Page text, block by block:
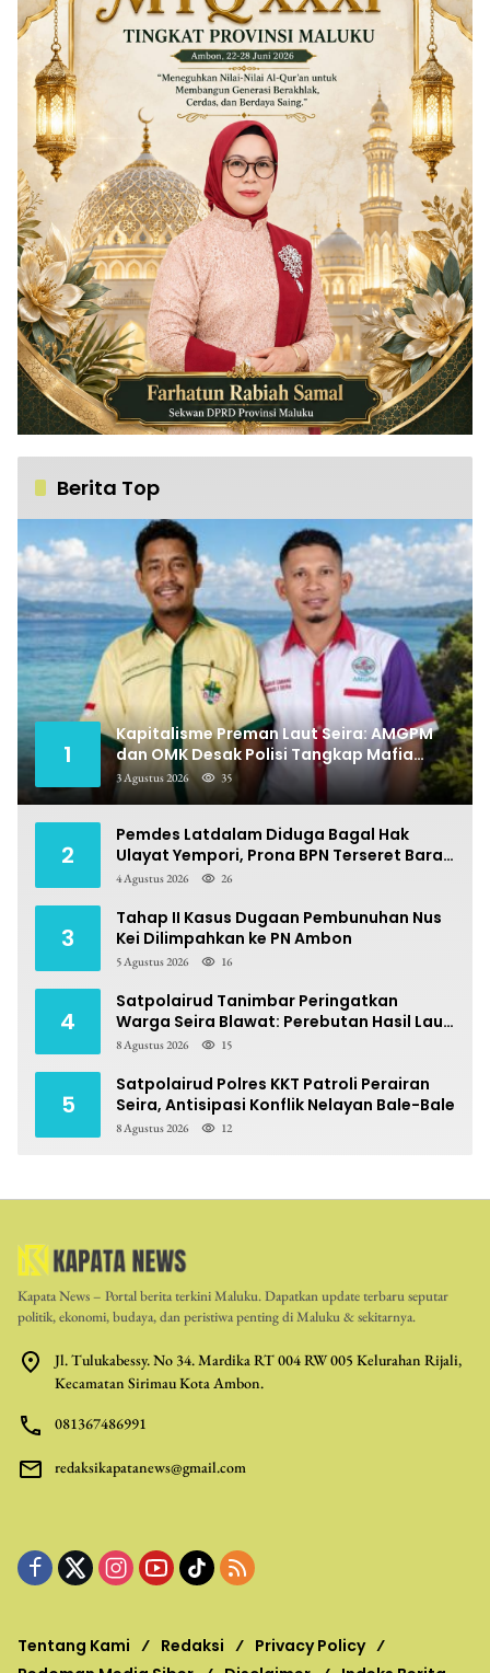
Berita Top
1
Kapitalisme Preman Laut Seira: AMGPM
dan OMK Desak Polisi Tangkap Mafia
Pungli
3 Agustus 2026 35
2
Pemdes Latdalam Diduga Bagal Hak
Ulayat Yempori, Prona BPN Terseret Bara
Sengketa
4 Agustus 2026 26
3
Tahap II Kasus Dugaan Pembunuhan Nus
Kei Dilimpahkan ke PN Ambon
5 Agustus 2026 16
4
Satpolairud Tanimbar Peringatkan
Warga Seira Blawat: Perebutan Hasil Laut
Berpotensi Pidana
8 Agustus 2026 15
5
Satpolairud Polres KKT Patroli Perairan
Seira, Antisipasi Konflik Nelayan Bale-Bale
8 Agustus 2026 12
Kapata News – Portal berita terkini Maluku. Dapatkan update terbaru seputar
politik, ekonomi, budaya, dan peristiwa penting di Maluku & sekitarnya.
Jl. Tulukabessy. No 34. Mardika RT 004 RW 005 Kelurahan Rijali,
Kecamatan Sirimau Kota Ambon.
081367486991
redaksikapatanews@gmail.com
Tentang Kami Redaksi
Privacy Policy